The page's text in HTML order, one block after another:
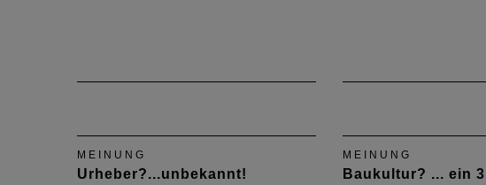
MEINUNG
Urheber?...unbekannt!
MEINUNG
Baukultur? ... ein